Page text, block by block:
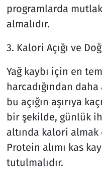
programlarda
almalıdır.
3. Kalori Açığı ve
Yağ kaybı için en
harcadığından
bu açığın aşırıya
bir şekilde, günlük
altında kalori almak
Protein alımı kas
tutulmalıdır.